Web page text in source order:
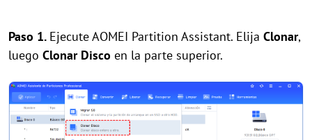
Paso 1. Ejecute AOMEI Partition Assistant. Elija Clonar,
luego Clonar Disco en la parte superior.